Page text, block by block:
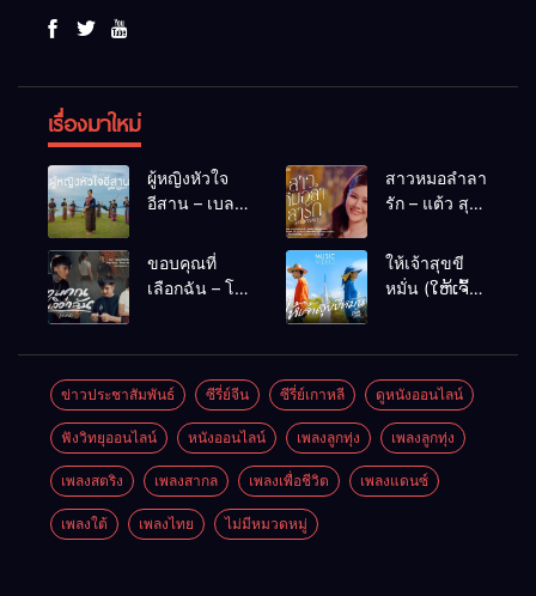
เรื่องมาใหม่
ผู้หญิงหัวใจ
อีสาน – เบลล์
[COVER
VERSION]
สาวหมอลำลา
รัก – แต้ว สุ
ขอบคุณที่
เลือกฉัน – โต๋
ให้เจ้าสุขขี
หมั่น (ໃຫ້ເຈົ້າ
ข่าวประชาสัมพันธ์ ซีรี่ย์จีน ซีรี่ย์เกาหลี ดูหนังออนไลน์
ฟังวิทยุออนไลน์ หนังออนไลน์ เพลงลูกทุ่ง เพลงลูกทุ่ง
เพลงสตริง เพลงสากล เพลงเพื่อชีวิต เพลงแดนซ์
เพลงใต้ เพลงไทย ไม่มีหมวดหมู่